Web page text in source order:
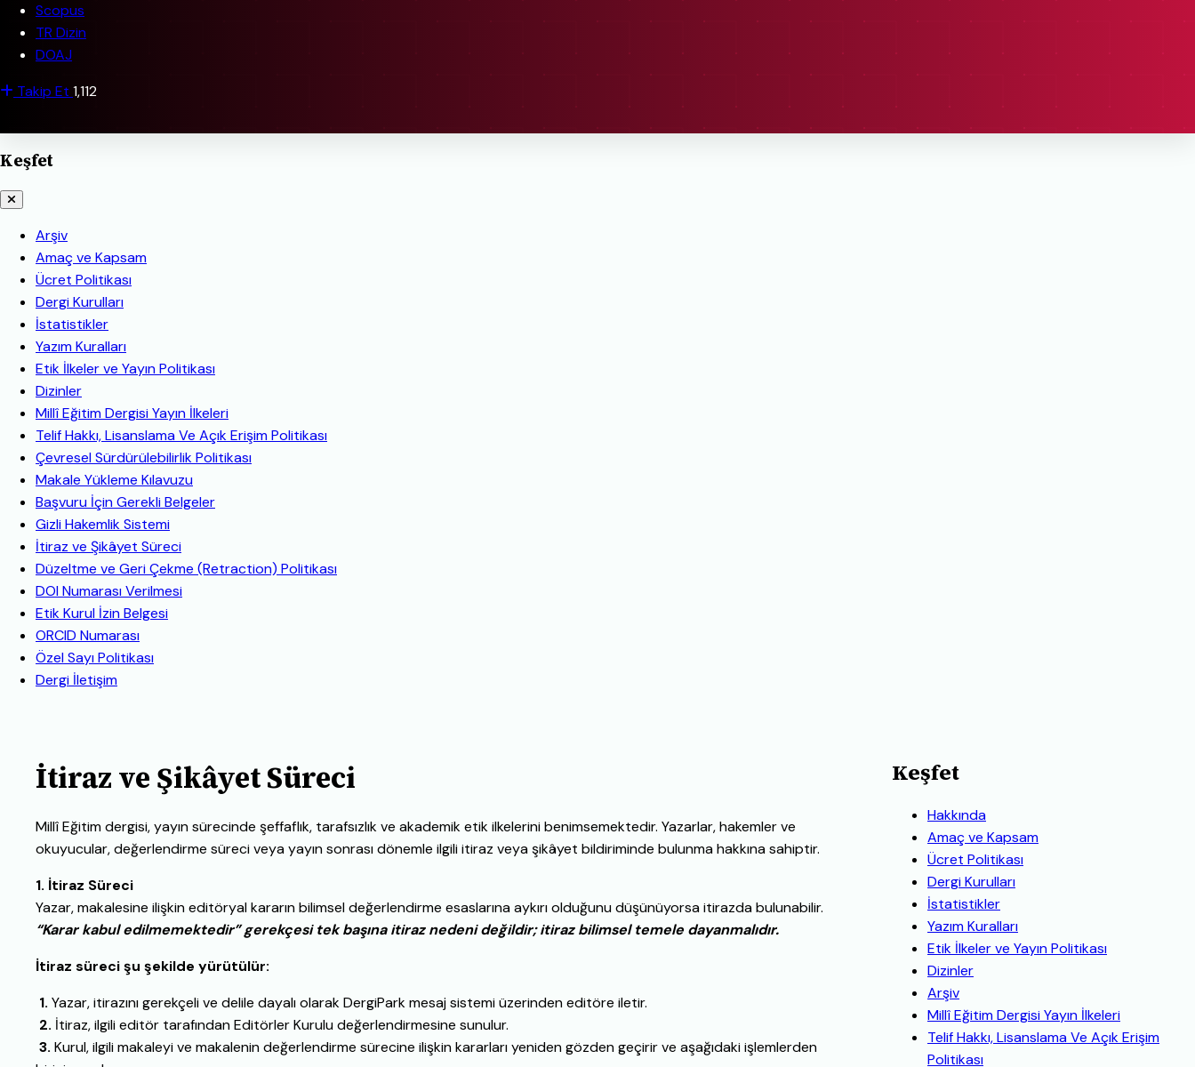
Scopus
TR Dizin
DOAJ
Takip Et 1,112
Keşfet
Arşiv
Amaç ve Kapsam
Ücret Politikası
Dergi Kurulları
İstatistikler
Yazım Kuralları
Etik İlkeler ve Yayın Politikası
Dizinler
Millî Eğitim Dergisi Yayın İlkeleri
Telif Hakkı, Lisanslama Ve Açık Erişim Politikası
Çevresel Sürdürülebilirlik Politikası
Makale Yükleme Kılavuzu
Başvuru İçin Gerekli Belgeler
Gizli Hakemlik Sistemi
İtiraz ve Şikâyet Süreci
Düzeltme ve Geri Çekme (Retraction) Politikası
DOI Numarası Verilmesi
Etik Kurul İzin Belgesi
ORCID Numarası
Özel Sayı Politikası
Dergi İletişim
İtiraz ve Şikâyet Süreci
Millî Eğitim dergisi, yayın sürecinde şeffaflık, tarafsızlık ve akademik etik ilkelerini benimsemektedir. Yazarlar, hakemler ve
okuyucular, değerlendirme süreci veya yayın sonrası dönemle ilgili itiraz veya şikâyet bildiriminde bulunma hakkına sahiptir.
1. İtiraz Süreci
Yazar, makalesine ilişkin editöryal kararın bilimsel değerlendirme esaslarına aykırı olduğunu düşünüyorsa itirazda bulunabilir.
“Karar kabul edilmemektedir” gerekçesi tek başına itiraz nedeni değildir; itiraz bilimsel temele dayanmalıdır.
İtiraz süreci şu şekilde yürütülür:
1. Yazar, itirazını gerekçeli ve delile dayalı olarak DergiPark mesaj sistemi üzerinden editöre iletir.
2. İtiraz, ilgili editör tarafından Editörler Kurulu değerlendirmesine sunulur.
3. Kurul, ilgili makaleyi ve makalenin değerlendirme sürecine ilişkin kararları yeniden gözden geçirir ve aşağıdaki işlemlerden
Keşfet
Hakkında
Amaç ve Kapsam
Ücret Politikası
Dergi Kurulları
İstatistikler
Yazım Kuralları
Etik İlkeler ve Yayın Politikası
Dizinler
Arşiv
Millî Eğitim Dergisi Yayın İlkeleri
Telif Hakkı, Lisanslama Ve Açık Erişim
Politikası